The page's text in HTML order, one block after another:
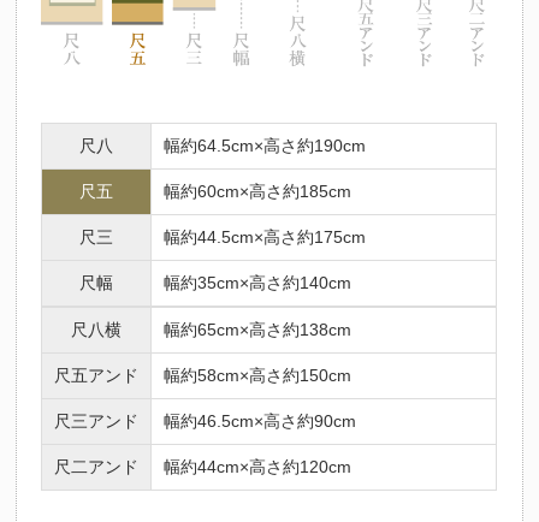
尺八 幅約64.5cm×高さ約190cm
尺五 幅約60cm×高さ約185cm
尺三 幅約44.5cm×高さ約175cm
尺幅 幅約35cm×高さ約140cm
尺八横 幅約65cm×高さ約138cm
尺五アンド 幅約58cm×高さ約150cm
尺三アンド 幅約46.5cm×高さ約90cm
尺二アンド 幅約44cm×高さ約120cm